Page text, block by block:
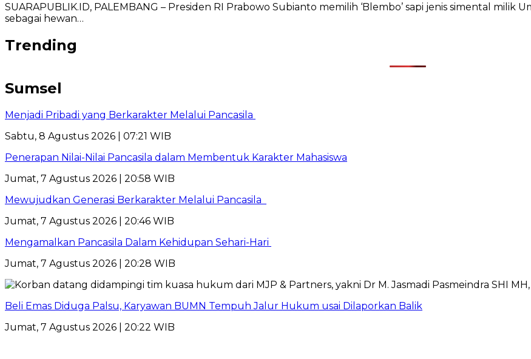
SUARAPUBLIK.ID, PALEMBANG – Presiden RI Prabowo Subianto memilih ‘Blembo’ sapi jenis simental milik
sebagai hewan…
Trending
Sumsel
Menjadi Pribadi yang Berkarakter Melalui Pancasila
Sabtu, 8 Agustus 2026 | 07:21 WIB
Penerapan Nilai-Nilai Pancasila dalam Membentuk Karakter Mahasiswa
Jumat, 7 Agustus 2026 | 20:58 WIB
Mewujudkan Generasi Berkarakter Melalui Pancasila
Jumat, 7 Agustus 2026 | 20:46 WIB
Mengamalkan Pancasila Dalam Kehidupan Sehari-Hari
Jumat, 7 Agustus 2026 | 20:28 WIB
Beli Emas Diduga Palsu, Karyawan BUMN Tempuh Jalur Hukum usai Dilaporkan Balik
Jumat, 7 Agustus 2026 | 20:22 WIB